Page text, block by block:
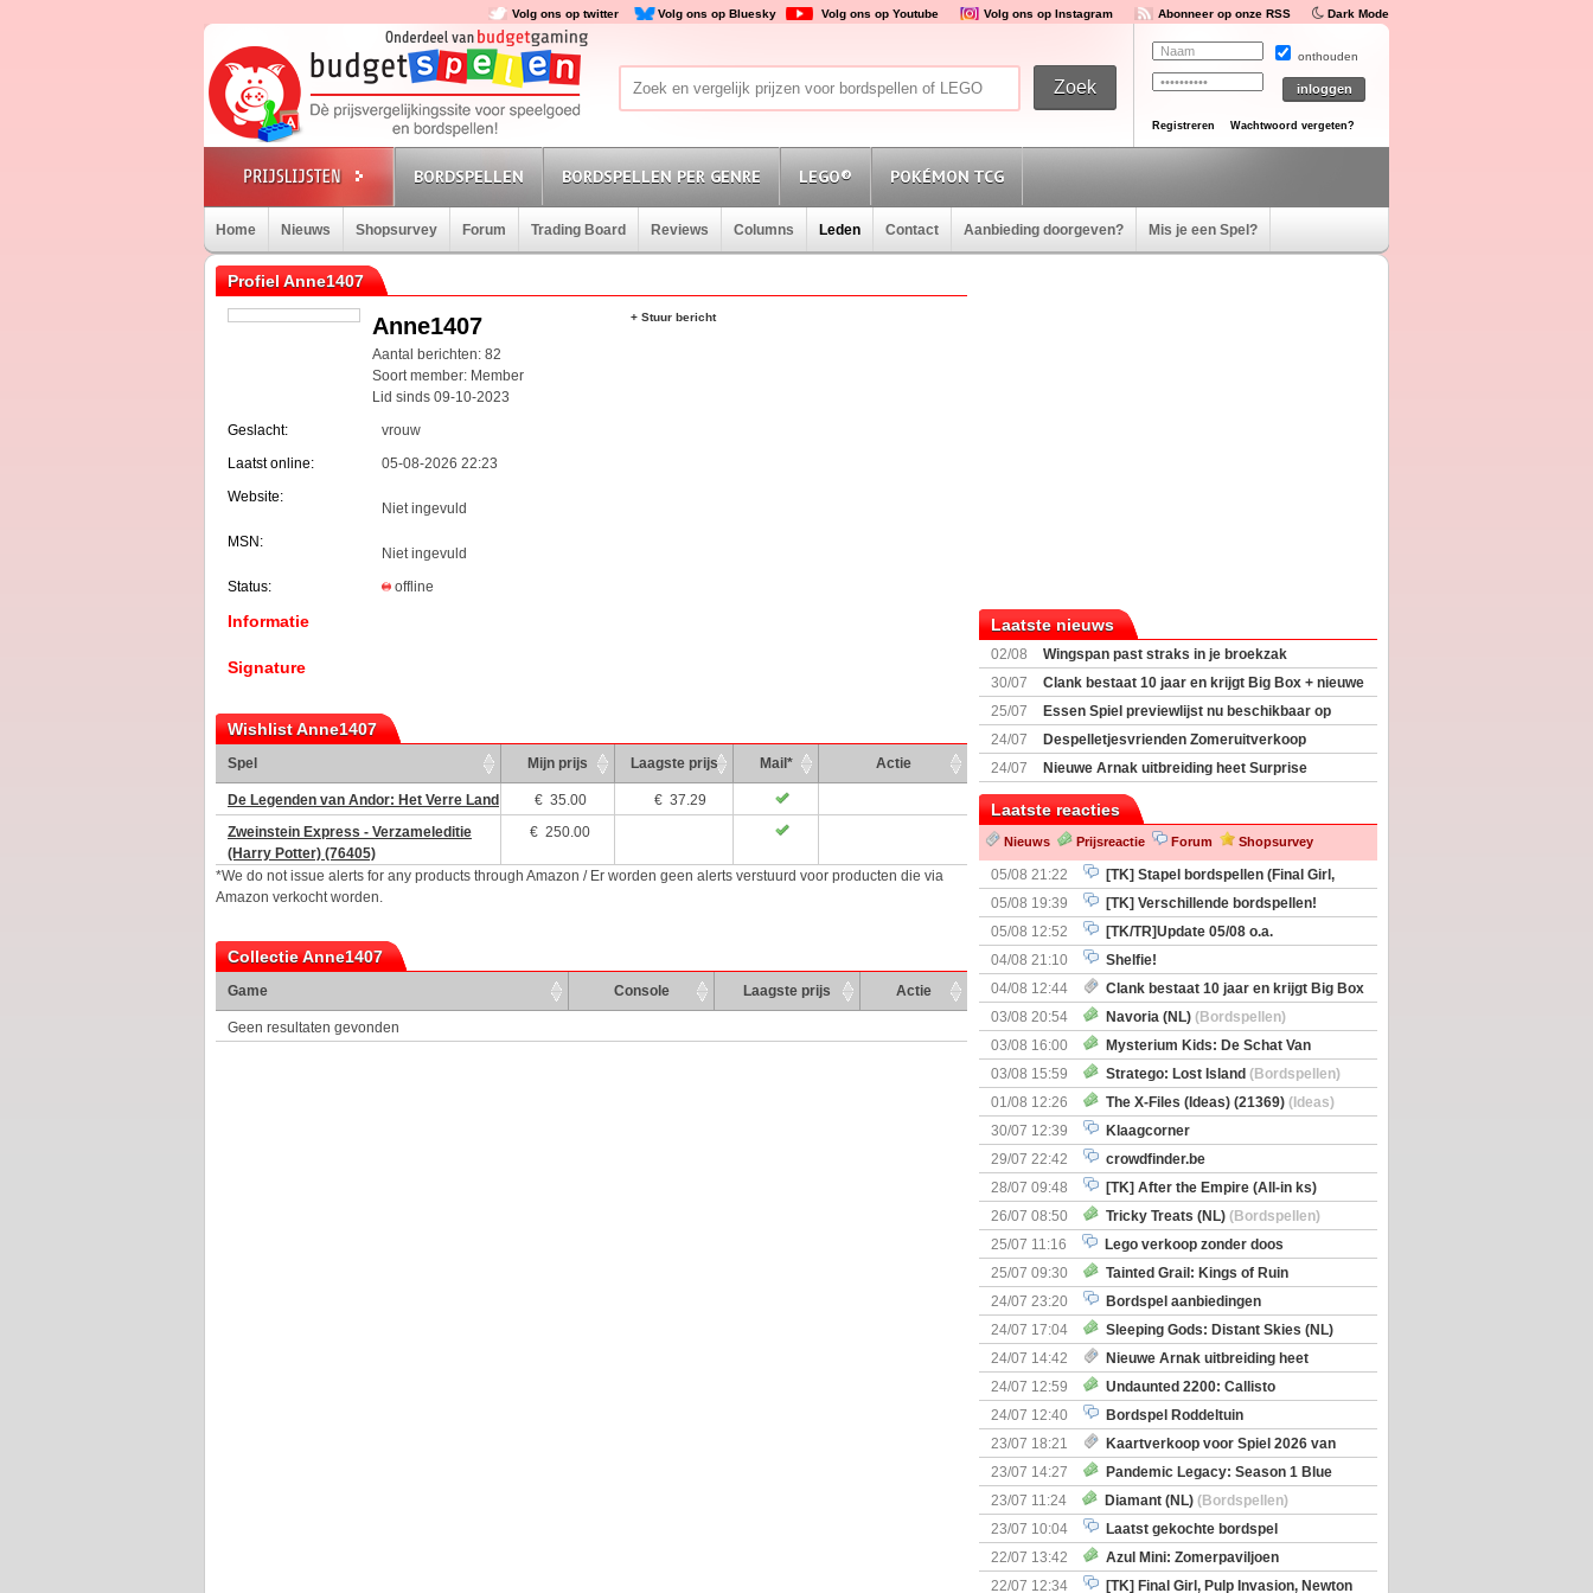
Volg ons op twitter Volg ons op Bluesky Volg ons op Youtube Volg ons op Instagram Abonneer op onze RSS Dark Mode
onthouden
Registreren Wachtwoord vergeten?
BORDSPELLEN BORDSPELLEN PER GENRE LEGO® POKÉMON TCG
Home Nieuws Shopsurvey Forum Trading Board Reviews Columns Leden Contact Aanbieding doorgeven? Mis je een Spel?
Profiel Anne1407
Anne1407
Aantal berichten: 82
Soort member: Member
Lid sinds 09-10-2023
Geslacht:
vrouw
Laatst online:
05-08-2026 22:23
Website:
Niet ingevuld
MSN:
Niet ingevuld
Status:
offline
Informatie
Signature
+ Stuur bericht
Wishlist Anne1407
Spel Mijn prijs Laagste prijs Mail* Actie
De Legenden van Andor: Het Verre Land € 35.00
€ 37.29
Zweinstein Express - Verzameleditie
(Harry Potter) (76405)
€ 250.00
*We do not issue alerts for any products through Amazon / Er worden geen alerts verstuurd voor producten die via
Amazon verkocht worden.
Collectie Anne1407
Game Console Laagste prijs Actie
Geen resultaten gevonden
Laatste nieuws
02/08
Wingspan past straks in je broekzak
30/07
Clank bestaat 10 jaar en krijgt Big Box + nieuwe
uitbreiding
25/07
Essen Spiel previewlijst nu beschikbaar op
Boardgamegeek
24/07
Despelletjesvrienden Zomeruitverkoop
weekend van start
24/07
Nieuwe Arnak uitbreiding heet Surprise
Laatste reacties
Nieuws Prijsreactie Forum Shopsurvey
05/08 21:22
[TK] Stapel bordspellen (Final Girl,
Nemesis Retaliation, Zombicide Invader)
05/08 19:39
[TK] Verschillende bordspellen!
05/08 12:52
[TK/TR]Update 05/08 o.a.
Prijsverlagingen, Imperium Horizons, 20 Strong
04/08 21:10
Shelfie!
04/08 12:44
Clank bestaat 10 jaar en krijgt Big Box
+ nieuwe uitbreiding
03/08 20:54 Navoria (NL) (Bordspellen)
03/08 16:00
Mysterium Kids: De Schat Van
Kapitein Boe
(Bordspellen)
03/08 15:59 Stratego: Lost Island (Bordspellen)
01/08 12:26
The X-Files (Ideas) (21369) (Ideas)
30/07 12:39
Klaagcorner
29/07 22:42
crowdfinder.be
28/07 09:48
[TK] After the Empire (All-in ks)
26/07 08:50
Tricky Treats (NL) (Bordspellen)
25/07 11:16
Lego verkoop zonder doos
25/07 09:30
Tainted Grail: Kings of Ruin
Uitbreiding: Wyrd Encounters(Bordspellen)
24/07 23:20
Bordspel aanbiedingen
24/07 17:04
Sleeping Gods: Distant Skies (NL)
(Bordspellen)
24/07 14:42
Nieuwe Arnak uitbreiding heet
Surprise Shipments
24/07 12:59
Undaunted 2200: Callisto
(Bordspellen)
24/07 12:40
Bordspel Roddeltuin
23/07 18:21
Kaartverkoop voor Spiel 2026 van
start
23/07 14:27
Pandemic Legacy: Season 1 Blue
(Bordspellen)
23/07 11:24 Diamant (NL) (Bordspellen)
23/07 10:04
Laatst gekochte bordspel
22/07 13:42
Azul Mini: Zomerpaviljoen
(Bordspellen)
22/07 12:34 [TK] Final Girl, Pulp Invasion, Newton